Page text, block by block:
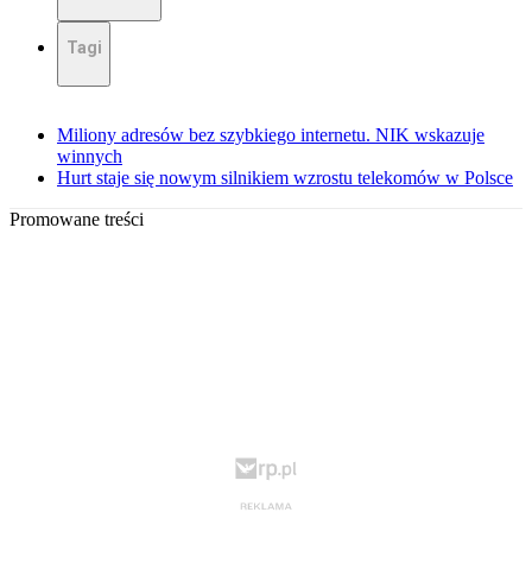
Tagi
Miliony adresów bez szybkiego internetu. NIK wskazuje
winnych
Hurt staje się nowym silnikiem wzrostu telekomów w Polsce
Promowane treści